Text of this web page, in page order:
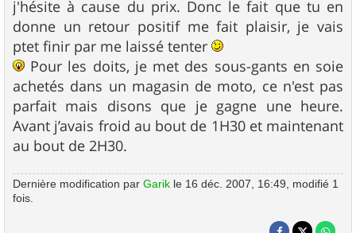
j'hésite à cause du prix. Donc le fait que tu en
donne un retour positif me fait plaisir, je vais
ptet finir par me laissé tenter
Pour les doits, je met des sous-gants en soie
achetés dans un magasin de moto, ce n'est pas
parfait mais disons que je gagne une heure.
Avant j’avais froid au bout de 1H30 et maintenant
au bout de 2H30.
Dernière modification par Garik le 16 déc. 2007, 16:49, modifié 1
fois.